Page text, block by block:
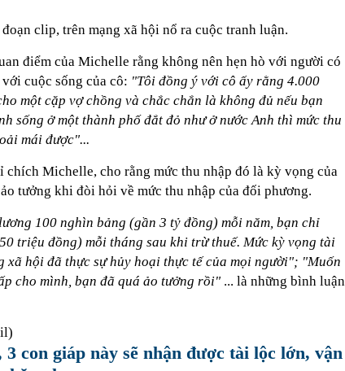
clip, trên mạng xã hội nổ ra cuộc tranh luận.
điểm của Michelle rằng không nên hẹn hò với người có
cuộc sống của cô: "Tôi đồng ý với cô ấy rằng 4.000
một cặp vợ chồng và chắc chắn là không đủ nếu bạn
sống ở một thành phố đắt đỏ như ở nước Anh thì mức thu
mái được"...
chích Michelle, cho rằng mức thu nhập đó là kỳ vọng của
tưởng khi đòi hỏi về mức thu nhập của đối phương.
100 nghìn bảng (gần 3 tỷ đồng) mỗi năm, bạn chỉ
triệu đồng) mỗi tháng sau khi trừ thuế. Mức kỳ vọng tài
xã hội đã thực sự hủy hoại thực tế của mọi người"; "Muốn
cho mình, bạn đã quá ảo tưởng rồi" ... là những bình luận
3 con giáp này sẽ nhận được tài lộc lớn, vận